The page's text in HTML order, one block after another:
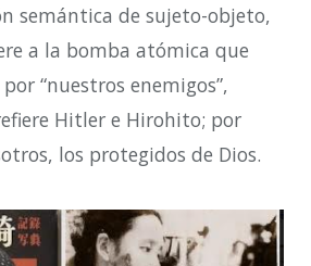
semántica de sujeto-objeto,
a la bomba atómica que
“nuestros enemigos”,
Hitler e Hirohito; por
los protegidos de Dios.